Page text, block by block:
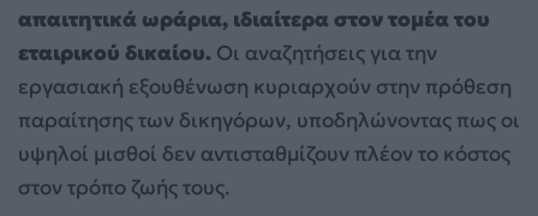
απαιτητικά ωράρια, ιδιαίτερα στον τομέα του
εταιρικού δικαίου. Οι αναζητήσεις για την
εργασιακή εξουθένωση κυριαρχούν στην πρόθεση
παραίτησης των δικηγόρων, υποδηλώνοντας πως οι
υψηλοί μισθοί δεν αντισταθμίζουν πλέον το κόστος
στον τρόπο ζωής τους.